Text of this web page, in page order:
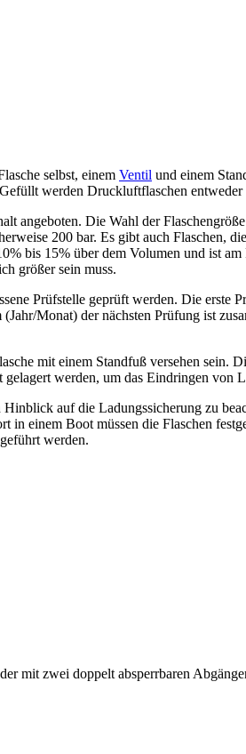
selbst, einem Ventil und einem
werden Druckluftflaschen
angeboten. Die Wahl der
200 bar. Es gibt auch Flaschen,
bis 15% über dem Volumen und ist
größer sein muss.
Prüfstelle geprüft werden. Die
Monat) der nächsten Prüfung ist
mit einem Standfuß versehen sein.
werden, um das Eindringen von
auf die Ladungssicherung zu
einem Boot müssen die Flaschen
werden.
mit zwei doppelt absperrbaren